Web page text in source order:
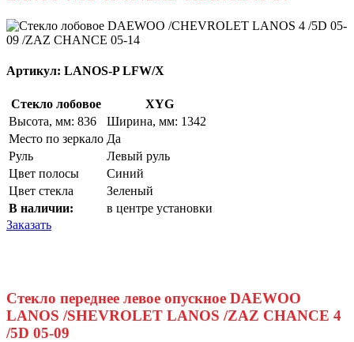
Артикул: LANOS-P LFW/X
Стекло лобовое
XYG
Высота, мм: 836
Ширина, мм: 1342
Место по зеркало Да
Руль
Левый руль
Цвет полосы
Синий
Цвет стекла
Зеленый
В наличии:
в центре установки
Заказать
Стекло переднее левое опускное DAEWOO
LANOS /SHEVROLET LANOS /ZAZ CHANCE 4
/5D 05-09